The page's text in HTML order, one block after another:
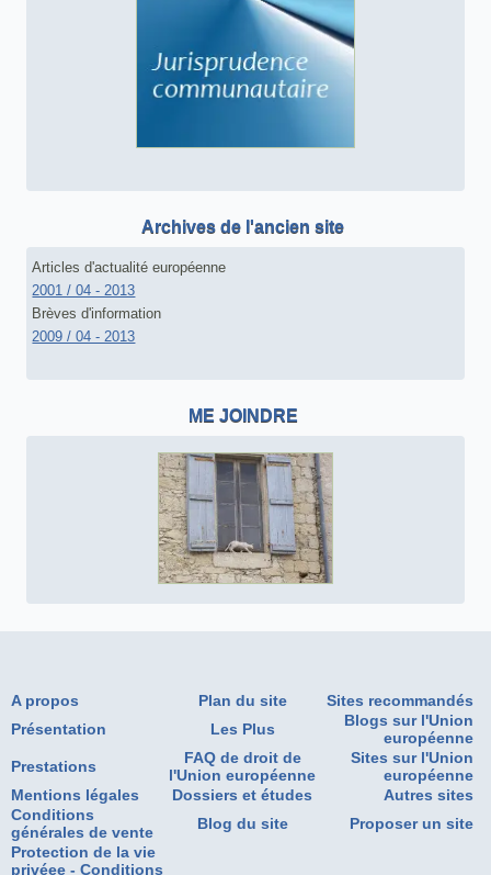
Archives de l'ancien site
Articles d'actualité européenne
2001 / 04 - 2013
Brèves d'information
2009 / 04 - 2013
ME JOINDRE
A propos Plan du site
Sites recommandés
Présentation
Les Plus
Blogs sur l'Union
européenne
Prestations
FAQ de droit de
l'Union européenne
Sites sur l'Union
européenne
Mentions légales
Dossiers et études
Autres sites
Conditions
générales de vente
Blog du site
Proposer un site
Protection de la vie
privéee - Conditions